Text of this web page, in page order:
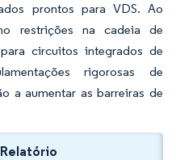
prontos para VDS. Ao
restrições na cadeia de
circuitos integrados de
rigorosas de
a aumentar as barreiras de